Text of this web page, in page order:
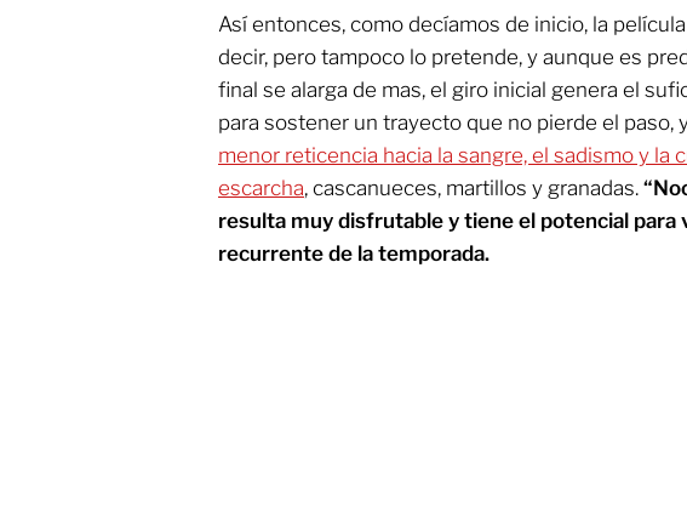
Así entonces, como decíamos de inicio, la
decir, pero tampoco lo pretende, y aunque es
final se alarga de mas, el giro inicial genera el
para sostener un trayecto que no pierde el paso,
menor reticencia hacia la sangre, el sadismo y la
escarcha, cascanueces, martillos y granadas.
resulta muy disfrutable y tiene el potencial para
recurrente de la temporada.